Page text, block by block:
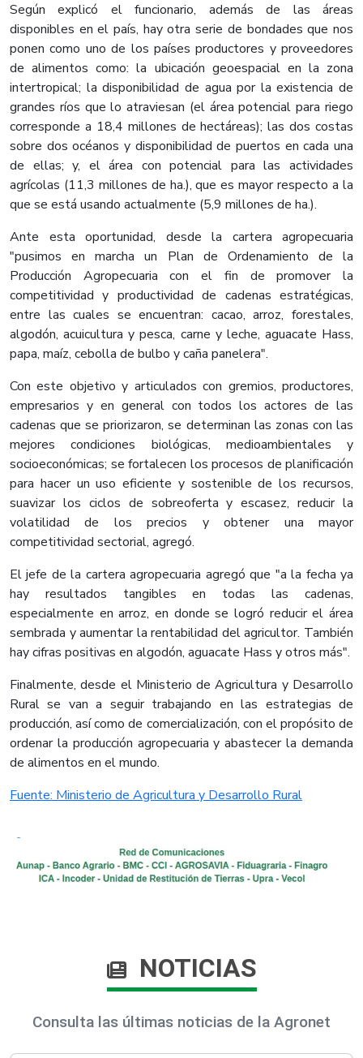
Según explicó el funcionario, además de las áreas
disponibles en el país, hay otra serie de bondades que nos
ponen como uno de los países productores y proveedores
de alimentos como: la ubicación geoespacial en la zona
intertropical; la disponibilidad de agua por la existencia de
grandes ríos que lo atraviesan (el área potencial para riego
corresponde a 18,4 millones de hectáreas); las dos costas
sobre dos océanos y disponibilidad de puertos en cada una
de ellas; y, el área con potencial para las actividades
agrícolas (11,3 millones de ha.), que es mayor respecto a la
que se está usando actualmente (5,9 millones de ha.).
Ante esta oportunidad, desde la cartera agropecuaria
"pusimos en marcha un Plan de Ordenamiento de la
Producción Agropecuaria con el fin de promover la
competitividad y productividad de cadenas estratégicas,
entre las cuales se encuentran: cacao, arroz, forestales,
algodón, acuicultura y pesca, carne y leche, aguacate Hass,
papa, maíz, cebolla de bulbo y caña panelera".
Con este objetivo y articulados con gremios, productores,
empresarios y en general con todos los actores de las
cadenas que se priorizaron, se determinan las zonas con las
mejores condiciones biológicas, medioambientales y
socioeconómicas; se fortalecen los procesos de planificación
para hacer un uso eficiente y sostenible de los recursos,
suavizar los ciclos de sobreoferta y escasez, reducir la
volatilidad de los precios y obtener una mayor
competitividad sectorial, agregó.
El jefe de la cartera agropecuaria agregó que "a la fecha ya
hay resultados tangibles en todas las cadenas,
especialmente en arroz, en donde se logró reducir el área
sembrada y aumentar la rentabilidad del agricultor. También
hay cifras positivas en algodón, aguacate Hass y otros más".
Finalmente, desde el Ministerio de Agricultura y Desarrollo
Rural se van a seguir trabajando en las estrategias de
producción, así como de comercialización, con el propósito de
ordenar la producción agropecuaria y abastecer la demanda
de alimentos en el mundo.
Fuente: Ministerio de Agricultura y Desarrollo Rural
NOTICIAS
Consulta las últimas noticias de la Agronet